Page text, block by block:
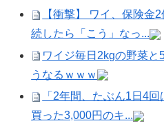
【衝撃】 ワイ、保険金
続したら「こう」なっ...
ワイジ毎日2kgの野菜と
うなるｗｗｗ
「2年間、たぶん1日4
買った3,000円のキ...